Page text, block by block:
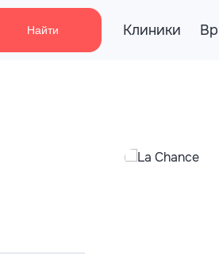
Найти Клиники